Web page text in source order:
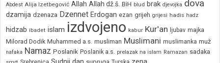
Abdest Alija Izetbegović Allah Allah dž.š. BiH blud brak djevojka dova
dzamija dzenaza Dzennet Erdogan ezan grijeh grijesi hadis hadz
hidzab ibadet islam izdvojeno kabur Kur'an ljubav majka
Milorad Dodik Muhammed a.s. musliman Muslimani muslimanka muž
nafaka Namaz Poslanik Poslanik a.s. prelazak na islam Ramazan sadaka